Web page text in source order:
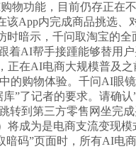
功能，目前仍存正在
App内完成商品挑选
暗示，千问取淘宝的
AI帮手接踵能够替用
在AI电商大规模普及
购物体验。千问AI眼
”了记者的要求。请确
到第三方零售网坐完
成为是电商支流变现
码”页面时，所有AI电